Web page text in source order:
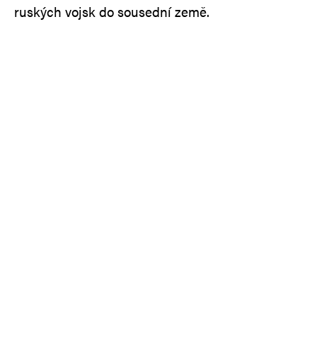
ruských vojsk do sousední země.